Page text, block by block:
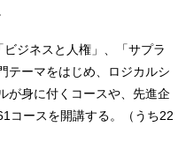
ジネスと人権」、「サプラ
テーマをはじめ、ロジカルシ
が身に付くコースや、先進企
コースを開講する。（うち22